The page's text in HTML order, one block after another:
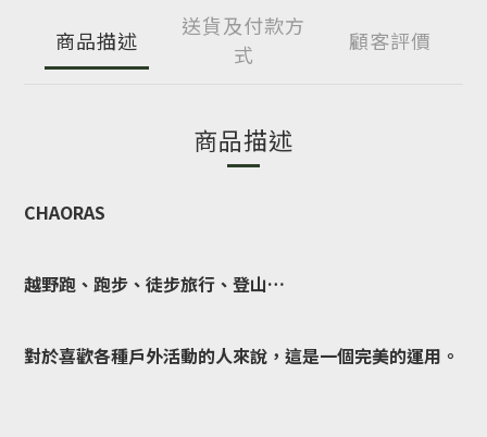
商品描述
送貨及付款方
式
顧客評價
商品描述
CHAORAS
越野跑、跑步、徒步旅行、登山…
對於喜歡各種戶外活動的人來說，這是一個完美的運用。